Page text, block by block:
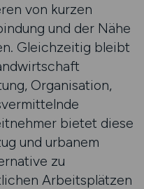
von kurzen
und der Nähe
Gleichzeitig bleibt
Organisation,
bietet diese
und urbanem
zu
Arbeitsplätzen